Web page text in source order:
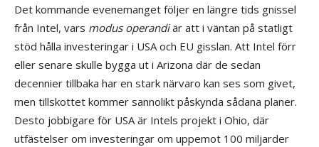
Det kommande evenemanget följer en längre tids gnissel
från Intel, vars modus operandiär att i väntan på statligt
stöd hålla investeringar i USA och EU gisslan. Att Intel förr
eller senare skulle bygga ut i Arizona där de sedan
decennier tillbaka har en stark närvaro kan ses som givet,
men tillskottet kommer sannolikt påskynda sådana planer.
Desto jobbigare för USA är Intels projekt i Ohio, där
utfästelser om investeringar om uppemot 100 miljarder